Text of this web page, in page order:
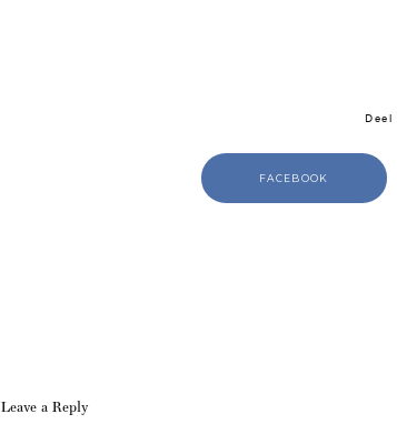
FACEBOOK
Leave a Reply